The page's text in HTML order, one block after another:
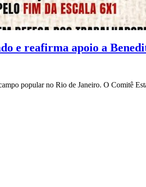
e reafirma apoio a
popular no Rio de Janeiro. O Comitê